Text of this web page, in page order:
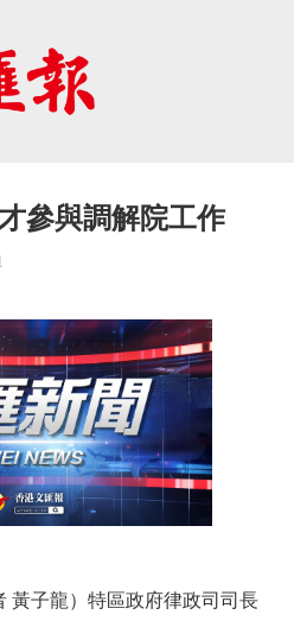
參與調解院工作
子龍）特區政府律政司司長